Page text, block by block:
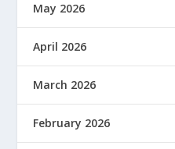
May 2026
April 2026
March 2026
February 2026